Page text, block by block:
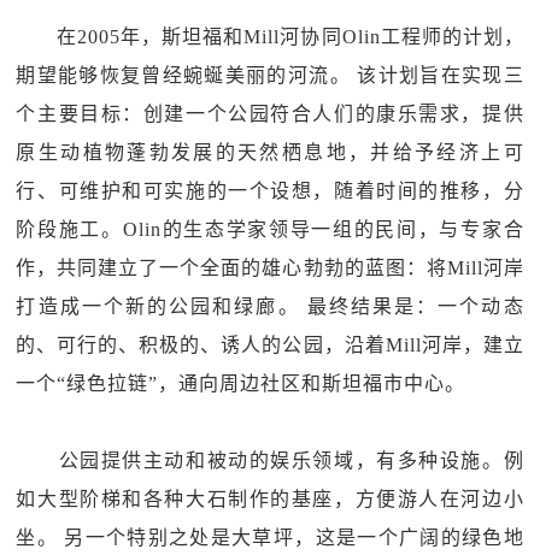
在2005年，斯坦福和Mill河协同Olin工程师的计划，
期望能够恢复曾经蜿蜒美丽的河流。 该计划旨在实现三
个主要目标：创建一个公园符合人们的康乐需求，提供
原生动植物蓬勃发展的天然栖息地，并给予经济上可
行、可维护和可实施的一个设想，随着时间的推移，分
阶段施工。Olin的生态学家领导一组的民间，与专家合
作，共同建立了一个全面的雄心勃勃的蓝图：将Mill河岸
打造成一个新的公园和绿廊。 最终结果是：一个动态
的、可行的、积极的、诱人的公园，沿着Mill河岸，建立
一个“绿色拉链”，通向周边社区和斯坦福市中心。
公园提供主动和被动的娱乐领域，有多种设施。例
如大型阶梯和各种大石制作的基座，方便游人在河边小
坐。 另一个特别之处是大草坪，这是一个广阔的绿色地